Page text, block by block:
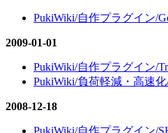
PukiWiki/自作プラグイン/
2009-01-01
PukiWiki/自作プラグイン/
PukiWiki/負荷軽減・高速化/
2008-12-18
PukiWiki/自作プラグイン/